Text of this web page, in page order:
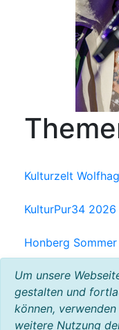
Kulturzelt
KulturPur34 2026
Honberg
Milchwerk Musik
Baltic Open Air
VW Bus Festival
Um unsere
gestalten und
können,
weitere Nutzung